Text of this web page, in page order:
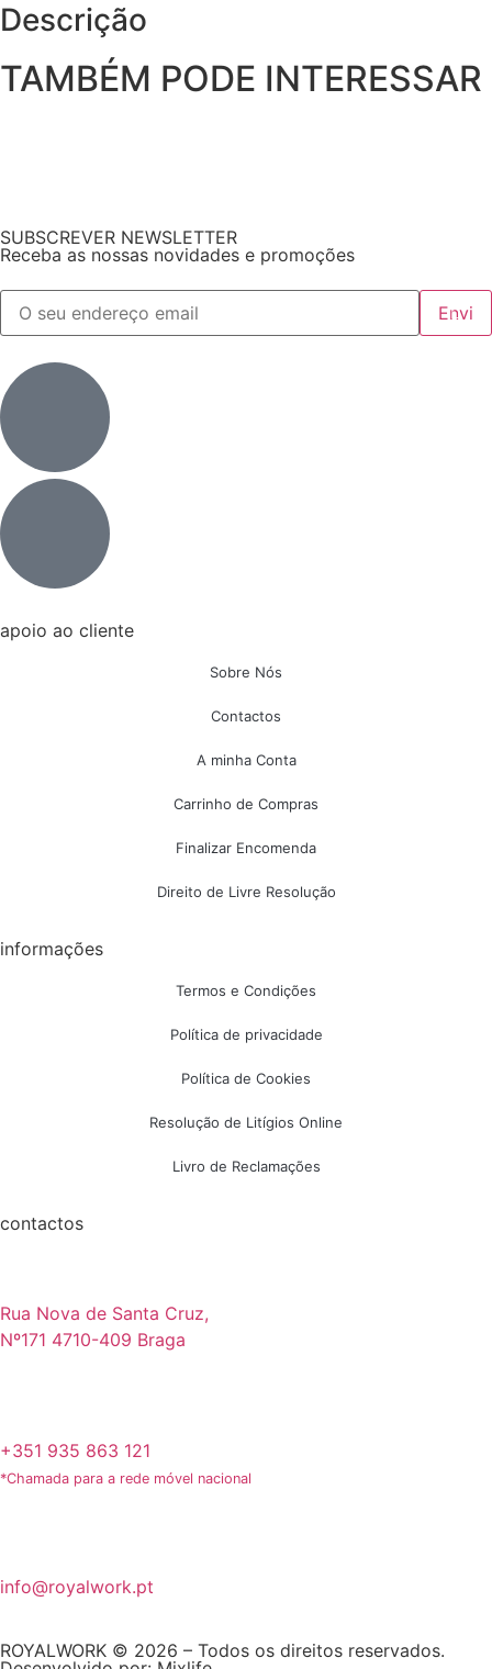
Descrição
TAMBÉM PODE INTERESSAR
SUBSCREVER NEWSLETTER
Receba as nossas novidades e promoções
apoio ao cliente
Sobre Nós
Contactos
A minha Conta
Carrinho de Compras
Finalizar Encomenda
Direito de Livre Resolução
informações
Termos e Condições
Política de privacidade
Política de Cookies
Resolução de Litígios Online
Livro de Reclamações
contactos
Rua Nova de Santa Cruz,
Nº171 4710-409 Braga
+351 935 863 121
*Chamada para a rede móvel nacional
info@royalwork.pt
ROYALWORK © 2026 – Todos os direitos reservados.